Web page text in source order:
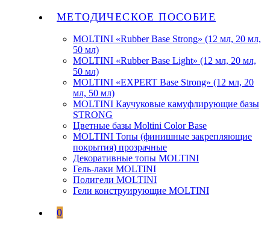
МЕТОДИЧЕСКОЕ ПОСОБИЕ
MOLTINI «Rubber Base Strong» (12 мл, 20 мл,
50 мл)
MOLTINI «Rubber Base Light» (12 мл, 20 мл,
50 мл)
MOLTINI «EXPERT Base Strong» (12 мл, 20
мл, 50 мл)
MOLTINI Каучуковые камуфлирующие базы
STRONG
Цветные базы Moltini Color Base
MOLTINI Топы (финишные закрепляющие
покрытия) прозрачные
Декоративные топы MOLTINI
Гель-лаки MOLTINI
Полигели MOLTINI
Гели конструирующие MOLTINI
0